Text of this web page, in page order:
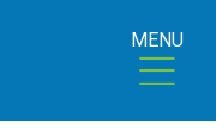
MENU